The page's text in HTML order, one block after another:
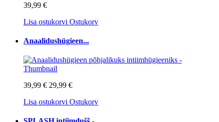
39,99 €
Lisa ostukorvi Ostukorv
Anaalidushügieen...
39,99 € 29,99 €
Lisa ostukorvi Ostukorv